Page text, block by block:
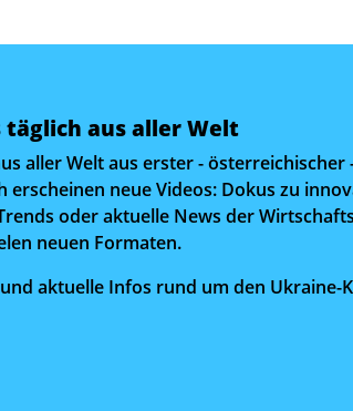
täglich aus aller Welt
aller Welt aus erster - österreichischer
neue Videos: Dokus zu
oder aktuelle News der
neuen Formaten.
aktuelle Infos rund um den Ukraine-